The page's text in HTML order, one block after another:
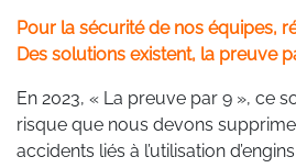
Pour la sécurité de nos équipes,
Des solutions existent, la preuve
En 2023, « La preuve par 9 », ce
risque que nous devons
accidents liés à l’utilisation